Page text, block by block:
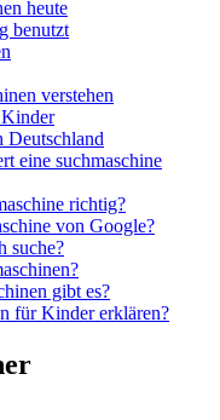
heute
benutzt
verstehen
Kinder
Deutschland
eine suchmaschine
richtig?
von Google?
suche?
gibt es?
für Kinder erklären?